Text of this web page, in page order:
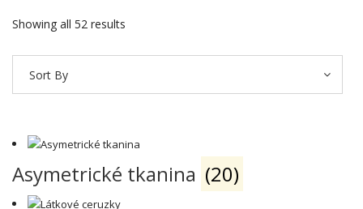
Showing all 52 results
Sort By
Asymetrické tkanina (20)